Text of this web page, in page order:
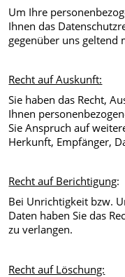
Um Ihre
Ihnen das
gegenüber uns geltend
Recht auf Auskunft:
Sie haben das Recht,
Ihnen
Sie Anspruch auf
Herkunft, Empfänger,
Recht auf Berichtigung:
Bei Unrichtigkeit bzw.
Daten haben Sie das
zu verlangen.
Recht auf Löschung: